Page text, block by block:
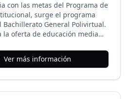
con las metas del Programa de
surge el programa
Bachillerato General Polivirtual.
la oferta de educación media
en el prendizaje de las
las ciencias experimentales,
ciencias sociales y
Ver más información